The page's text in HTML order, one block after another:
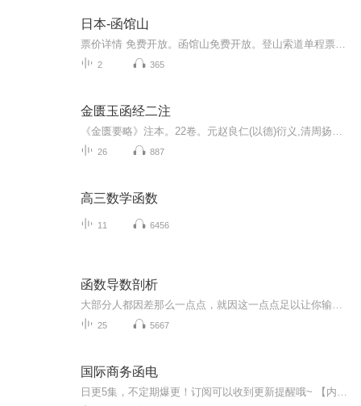
日本-函馆山
2 365
金匮玉函经二注
26 887
高三数学函数
11 6456
函数导数剖析
25 5667
国际商务函电